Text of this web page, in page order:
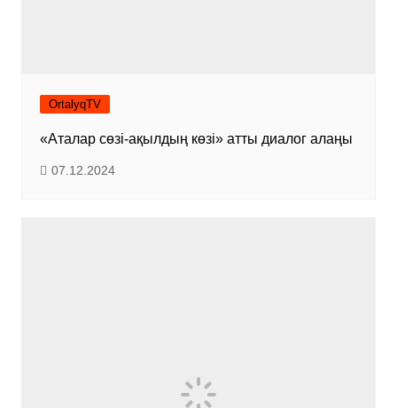
OrtalyqTV
«Аталар сөзі-ақылдың көзі» атты диалог алаңы
07.12.2024